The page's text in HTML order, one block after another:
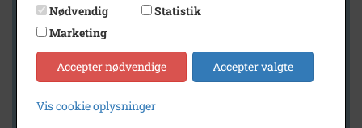
Generelt
Nødvendig
Statistik
Marketing
Accepter nødvendige Accepter valgte
Vis cookie oplysninger